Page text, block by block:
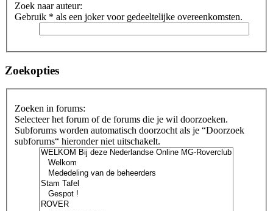
Zoek naar auteur:
Gebruik * als een joker voor gedeeltelijke overeenkomsten.
Zoekopties
Zoeken in forums:
Selecteer het forum of de forums die je wil doorzoeken.
Subforums worden automatisch doorzocht als je “Doorzoek
subforums“ hieronder niet uitschakelt.